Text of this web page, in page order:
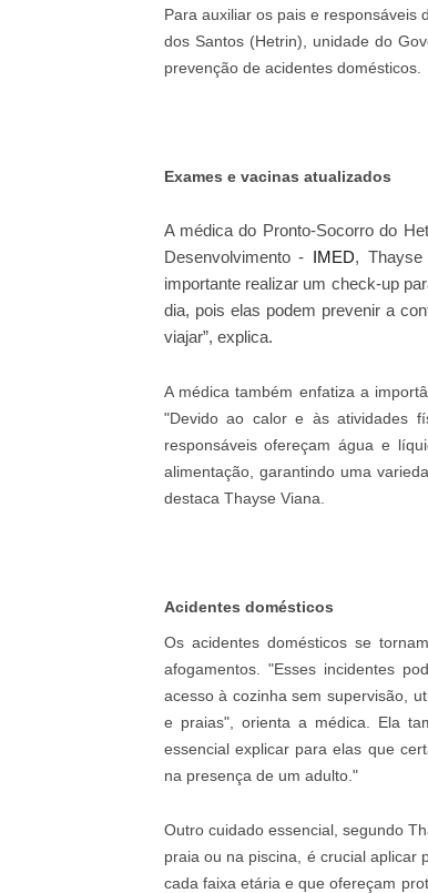
Para auxiliar os pais e responsáveis
dos Santos (Hetrin), unidade do
prevenção de acidentes domésticos.
Exames e vacinas atualizados
A médica do Pronto-Socorro do
Desenvolvimento -
IMED,
importante realizar um check-up
dia, pois elas podem prevenir a
viajar”, explica.
A médica também enfatiza a
"Devido ao calor e às atividades
responsáveis ofereçam água e
alimentação, garantindo uma
destaca Thayse Viana.
Acidentes domésticos
Os acidentes domésticos se
afogamentos. "Esses incidentes
acesso à cozinha sem supervisão,
e praias", orienta a médica. Ela
essencial explicar para elas que
na presença de um adulto."
Outro cuidado essencial, segundo
praia ou na piscina, é crucial aplicar
cada faixa etária e que ofereçam